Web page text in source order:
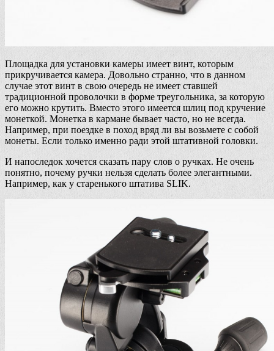
Площадка для установки камеры имеет винт, которым
прикручивается камера. Довольно странно, что в данном
случае этот винт в свою очередь не имеет ставшей
традиционной проволочки в форме треугольника, за которую
его можно крутить. Вместо этого имеется шлиц под кручение
монеткой. Монетка в кармане бывает часто, но не всегда.
Например, при поездке в поход вряд ли вы возьмете с собой
монеты. Если только именно ради этой штативной головки.
И напоследок хочется сказать пару слов о ручках. Не очень
понятно, почему ручки нельзя сделать более элегантными.
Например, как у старенького штатива SLIK.